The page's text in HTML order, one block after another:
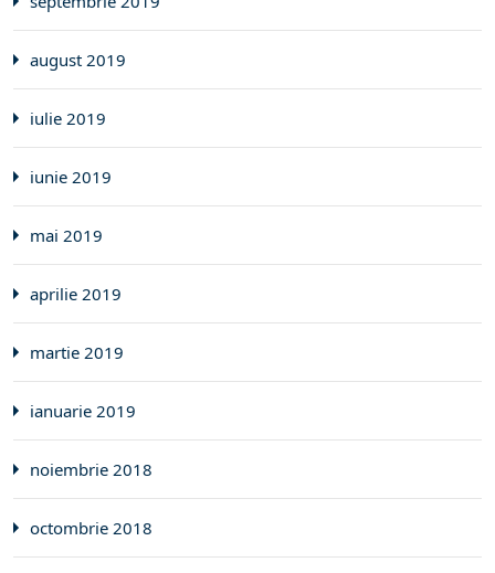
august 2019
iulie 2019
iunie 2019
mai 2019
aprilie 2019
martie 2019
ianuarie 2019
noiembrie 2018
octombrie 2018